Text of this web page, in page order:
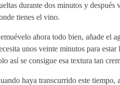
durante dos minutos y después
tienes el vino.
ahora todo bien, añade el
unos veinte minutos para
así se consigue esa textura tan
haya transcurrido este tiempo,